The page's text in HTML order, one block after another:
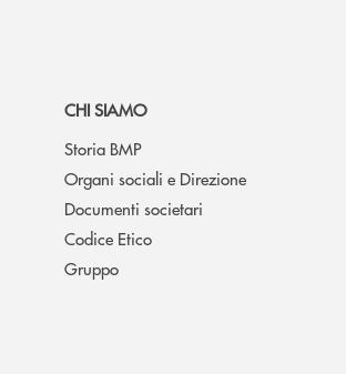
CHI SIAMO
Storia BMP
Organi sociali e Direzione
Documenti societari
Codice Etico
Gruppo